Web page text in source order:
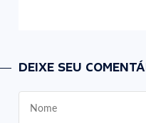
DEIXE SEU